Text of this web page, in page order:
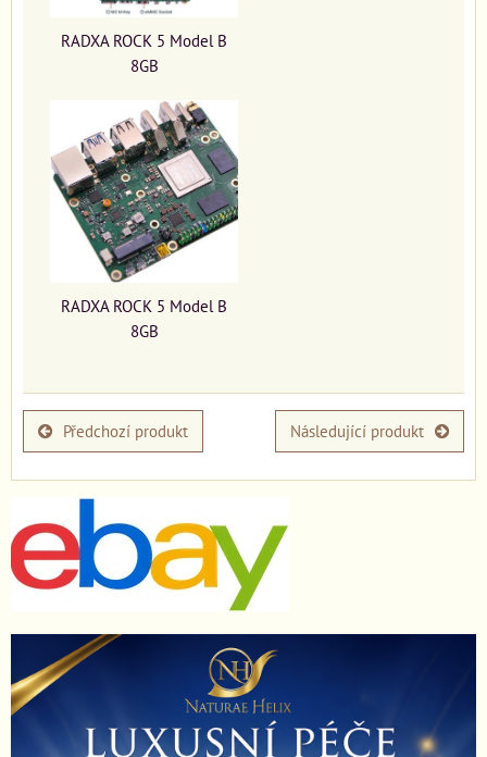
RADXA ROCK 5 Model B
8GB
RADXA ROCK 5 Model B
8GB
Předchozí produkt Následující produkt